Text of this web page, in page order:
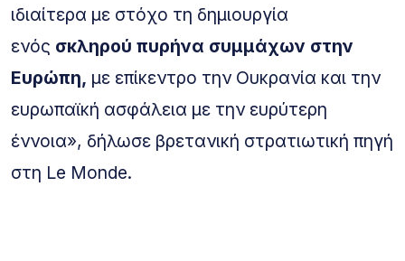
ιδιαίτερα με στόχο τη δημιουργία
ενός σκληρού πυρήνα συμμάχων στην
Ευρώπη, με επίκεντρο την Ουκρανία και την
ευρωπαϊκή ασφάλεια με την ευρύτερη
έννοια», δήλωσε βρετανική στρατιωτική πηγή
στη Le Monde.